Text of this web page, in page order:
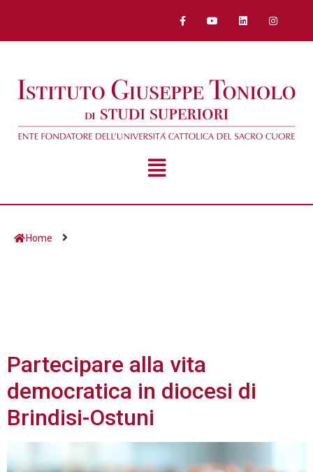
Home
Partecipare alla vita
democratica in diocesi di
Brindisi-Ostuni